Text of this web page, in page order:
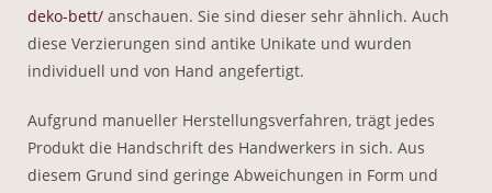
deko-bett/ anschauen. Sie sind dieser sehr ähnlich. Auch
diese Verzierungen sind antike Unikate und wurden
individuell und von Hand angefertigt.
Aufgrund manueller Herstellungsverfahren, trägt jedes
Produkt die Handschrift des Handwerkers in sich. Aus
diesem Grund sind geringe Abweichungen in Form und